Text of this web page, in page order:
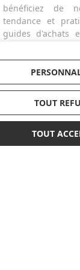
bénéficiez de
tendance et
guides d'achats
Made in Bébé
différenciants et
broderie ou la
naissances
plus !
pour nos
un bavoir, un
TOUT
TOUT